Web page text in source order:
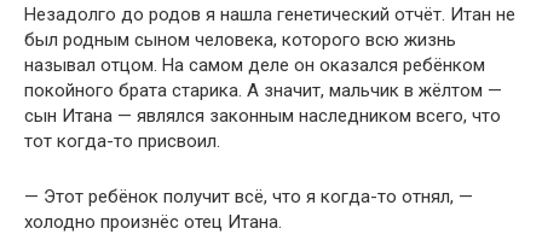
Незадолго до родов я нашла генетический отчёт. Итан не
был родным сыном человека, которого всю жизнь
называл отцом. На самом деле он оказался ребёнком
покойного брата старика. А значит, мальчик в жёлтом —
сын Итана — являлся законным наследником всего, что
тот когда-то присвоил.
— Этот ребёнок получит всё, что я когда-то отнял, —
холодно произнёс отец Итана.